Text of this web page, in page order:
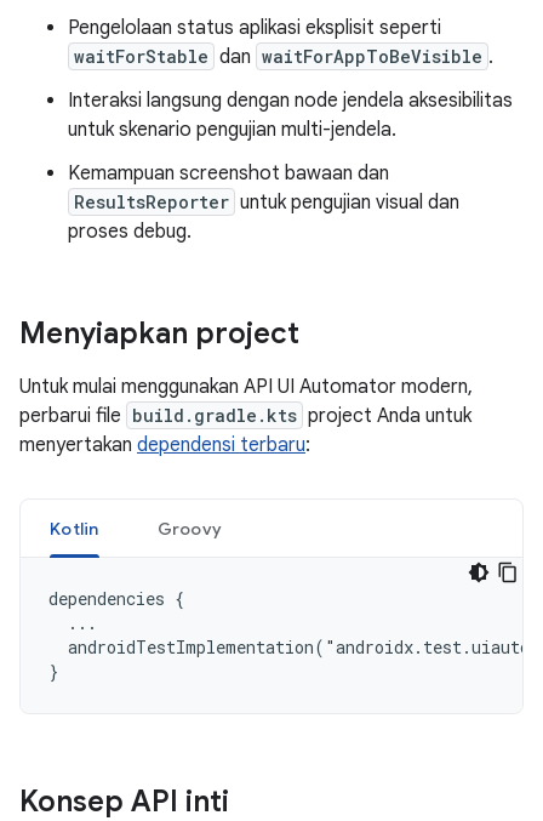
Pengelolaan status aplikasi eksplisit seperti
waitForStable dan waitForAppToBeVisible .
Interaksi langsung dengan node jendela aksesibilitas
untuk skenario pengujian multi-jendela.
Kemampuan screenshot bawaan dan
ResultsReporter untuk pengujian visual dan
proses debug.
Menyiapkan project
Untuk mulai menggunakan API UI Automator modern,
perbarui file build.gradle.kts project Anda untuk
menyertakan dependensi terbaru:
Kotlin Groovy
dependencies {
  ...
Konsep API inti